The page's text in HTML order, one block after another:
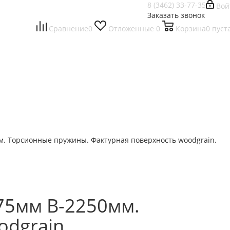
8 (3462) 33-77-35
Заказать звонок
Сравнение0 Отложенные 0 Корзина0
пружины. Фактурная поверхность woodgrain.
В-2250мм.